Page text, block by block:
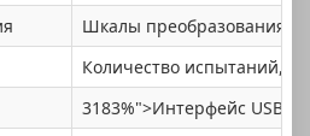
Шкалы преобразования
Количество испытаний,
3183%">Интерфейс USB,